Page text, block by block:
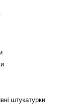
штукатурки